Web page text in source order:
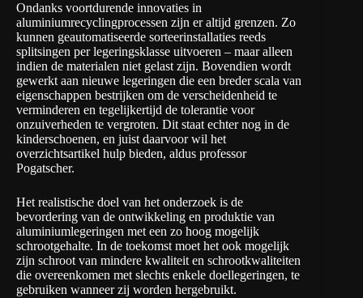
Ondanks voortdurende innovaties in
aluminiumrecyclingprocessen zijn er altijd grenzen. Zo
kunnen geautomatiseerde sorteerinstallaties reeds
splitsingen per legeringsklasse uitvoeren – maar alleen
indien de materialen niet gelast zijn. Bovendien wordt
gewerkt aan nieuwe legeringen die een breder scala van
eigenschappen bestrijken om de verscheidenheid te
verminderen en tegelijkertijd de tolerantie voor
onzuiverheden te vergroten. Dit staat echter nog in de
kinderschoenen, en juist daarvoor wil het
overzichtsartikel hulp bieden, aldus professor
Pogatscher.
Het realistische doel van het onderzoek is de
bevordering van de ontwikkeling en produktie van
aluminiumlegeringen met een zo hoog mogelijk
schrootgehalte. In de toekomst moet het ook mogelijk
zijn schroot van mindere kwaliteit en schrootkwaliteiten
die overeenkomen met slechts enkele doellegeringen, te
gebruiken wanneer zij worden hergebruikt.